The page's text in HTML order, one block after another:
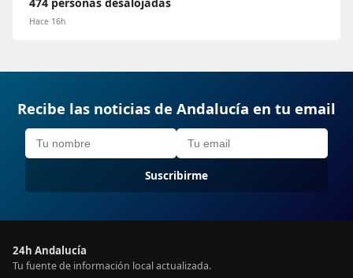
Hace 16h
Recibe las noticias de Andalucía en tu email
Suscribirme
24h Andalucía
Tu fuente de información local actualizada.